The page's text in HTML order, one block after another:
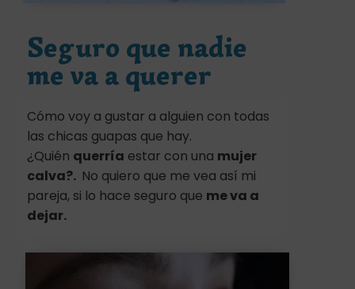
Seguro que nadie
me va a querer
Cómo voy a gustar a alguien con todas
las chicas guapas que hay.
¿Quién querría estar con una mujer
calva?. No quiero que me vea así mi
pareja, si lo hace seguro que me va a
dejar.